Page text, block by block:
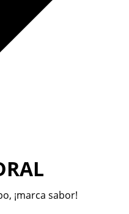
¡marca sabor!